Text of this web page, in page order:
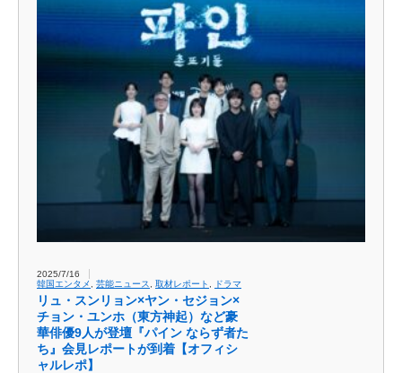
2025/7/16
韓国エンタメ
芸能ニュース 取材レポート ドラマ
リュ・スンリョン×ヤン・セジョン×
チョン・ユンホ（東方神起）など豪
華俳優9人が登壇『パイン ならず者た
ち』会見レポートが到着【オフィシ
ャルレポ】